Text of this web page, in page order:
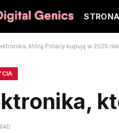
STRONA
którą Polacy kupują w 2025